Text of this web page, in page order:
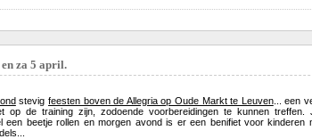
za 5 april.
stevigfeesten boven de Allegria op Oude Markt te Leuven... een
de training zijn, zodoende voorbereidingen te kunnen
een beetje rollen en morgen avond is er een benifiet voor